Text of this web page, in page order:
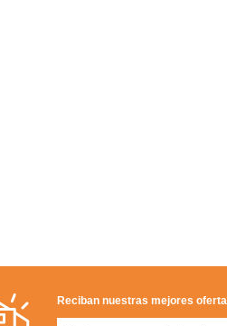
Reciban nuestras mejores